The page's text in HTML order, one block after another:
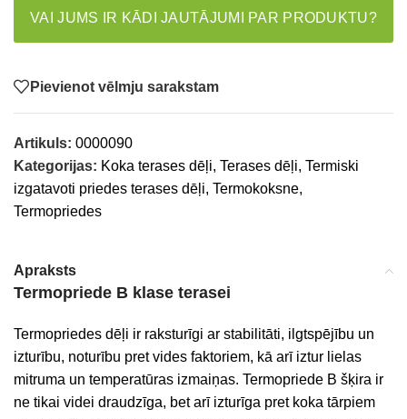
VAI JUMS IR KĀDI JAUTĀJUMI PAR PRODUKTU?
Pievienot vēlmju sarakstam
Artikuls: 0000090
Kategorijas: Koka terases dēļi, Terases dēļi, Termiski
izgatavoti priedes terases dēļi, Termokoksne,
Termopriedes
Apraksts
Termopriede B klase terasei
Termopriedes dēļi ir raksturīgi ar stabilitāti, ilgtspējību un
izturību, noturību pret vides faktoriem, kā arī iztur lielas
mitruma un temperatūras izmaiņas. Termopriede B šķira ir
ne tikai videi draudzīga, bet arī izturīga pret koka tārpiem